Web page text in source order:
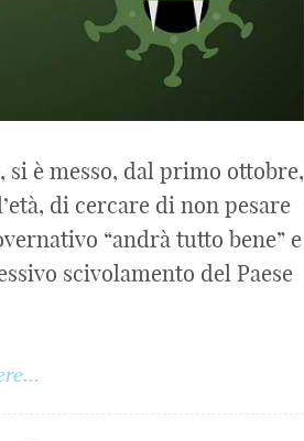
è messo, dal primo ottobre,
di cercare di non pesare
“andrà tutto bene” e
scivolamento del Paese